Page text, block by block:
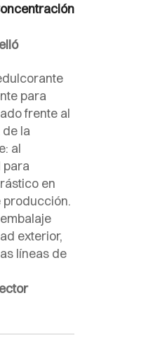
para
frente al
la
al
para
en
producción.
exterior,
líneas de